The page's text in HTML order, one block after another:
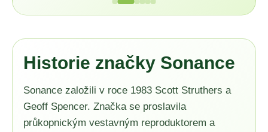
Historie značky Sonance
Sonance založili v roce 1983 Scott Struthers a
Geoff Spencer. Značka se proslavila
průkopnickým vestavným reproduktorem a